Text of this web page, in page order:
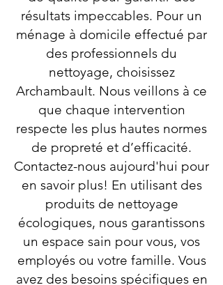
résultats impeccables. Pour un
ménage à domicile effectué par
des professionnels du
nettoyage, choisissez
Archambault. Nous veillons à ce
que chaque intervention
respecte les plus hautes normes
de propreté et d’efficacité.
Contactez-nous aujourd'hui pour
en savoir plus! En utilisant des
produits de nettoyage
écologiques, nous garantissons
un espace sain pour vous, vos
employés ou votre famille. Vous
avez des besoins spécifiques en